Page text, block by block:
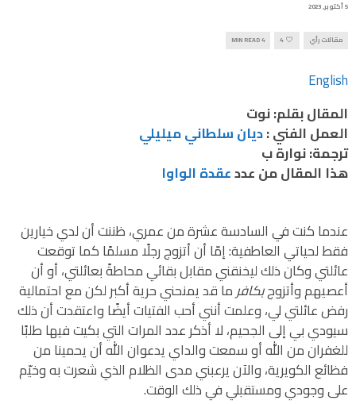
5 أكتوبر, 2023
مقالات رأي 4
4 MIN READ
English
المقال بقلم: نوت
العمل الفني:ديان سلطاني ميليلي
ترجمة: نوارة ب
هذا المقال من عددعقدة الواوا
عندما كنت في السادسة عشرة من عمري، ظننت أن لدي خيارين
فقط لحياتي العاطفية: إمّا أن أتزوج رجلًا مسلمًا كما توقعت
عائلتي وكان ذلك ليخنقني مقابل بقائي محاطةً بعائلتي، أو أن
أعصيهم وأتزوجبكافرما قد يمنحني حرية أكبر لكن مع احتمالية
رفض عائلتي لي، وعلمت أنني أحب الفتيات أيضًا واعتقدت أن ذلك
سيودي بي إلى الجحيم، لا أذكر عدد المرات التي بكيت فيها طلبًا
للغفران من الله أو سمعت والداي يدعوان الله أن يحمينا من
فظائع الكويرية، والآن يرعبني مدى الظلام الذي شعرت به وخيّم
على وجودي ومستقبلي في ذلك الوقت.